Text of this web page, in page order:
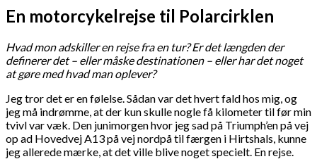
En motorcykelrejse til Polarcirklen
Hvad mon adskiller en rejse fra en tur? Er det længden der
definerer det – eller måske destinationen – eller har det noget
at gøre med hvad man oplever?
Jeg tror det er en følelse. Sådan var det hvert fald hos mig, og
jeg må indrømme, at der kun skulle nogle få kilometer til før min
tvivl var væk. Den junimorgen hvor jeg sad på Triumph’en på vej
op ad Hovedvej A13 på vej nordpå til færgen i Hirtshals, kunne
jeg allerede mærke, at det ville blive noget specielt. En rejse.